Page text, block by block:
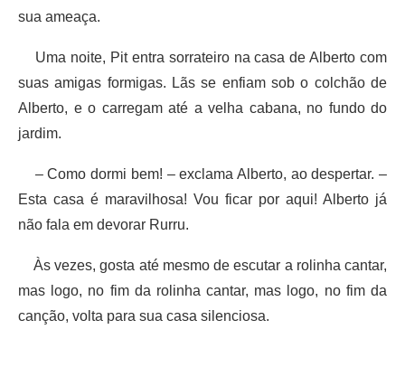
sua ameaça.
Uma noite, Pit entra sorrateiro na casa de Alberto com
suas amigas formigas. Lãs se enfiam sob o colchão de
Alberto, e o carregam até a velha cabana, no fundo do
jardim.
– Como dormi bem! – exclama Alberto, ao despertar. –
Esta casa é maravilhosa! Vou ficar por aqui! Alberto já
não fala em devorar Rurru.
Às vezes, gosta até mesmo de escutar a rolinha cantar,
mas logo, no fim da rolinha cantar, mas logo, no fim da
canção, volta para sua casa silenciosa.